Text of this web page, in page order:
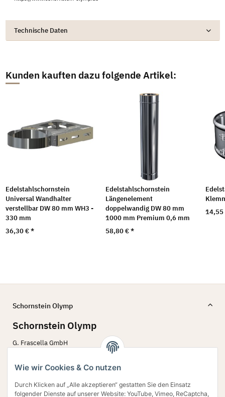
Wie wir Cookies & Co nutzen
Durch Klicken auf „Alle akzeptieren“ gestatten Sie den Einsatz
folgender Dienste auf unserer Website: YouTube, Vimeo, ReCaptcha,
Technische Daten
Kunden kauften dazu folgende Artikel:
Edelstahlschornstein
Universal Wandhalter
verstellbar DW 80 mm WH3 -
330 mm
36,30 €*
Edelstahlschornstein
Längenelement
doppelwandig DW 80 mm
1000 mm Premium 0,6 mm
58,80 €*
Schornstein Olymp
Schornstein Olymp
G. Frascella GmbH
45770 Marl
Verkauf@schornstein-olymp.de